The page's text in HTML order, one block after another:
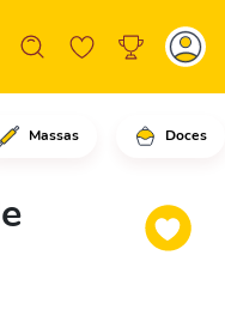
Massas Doces
dos